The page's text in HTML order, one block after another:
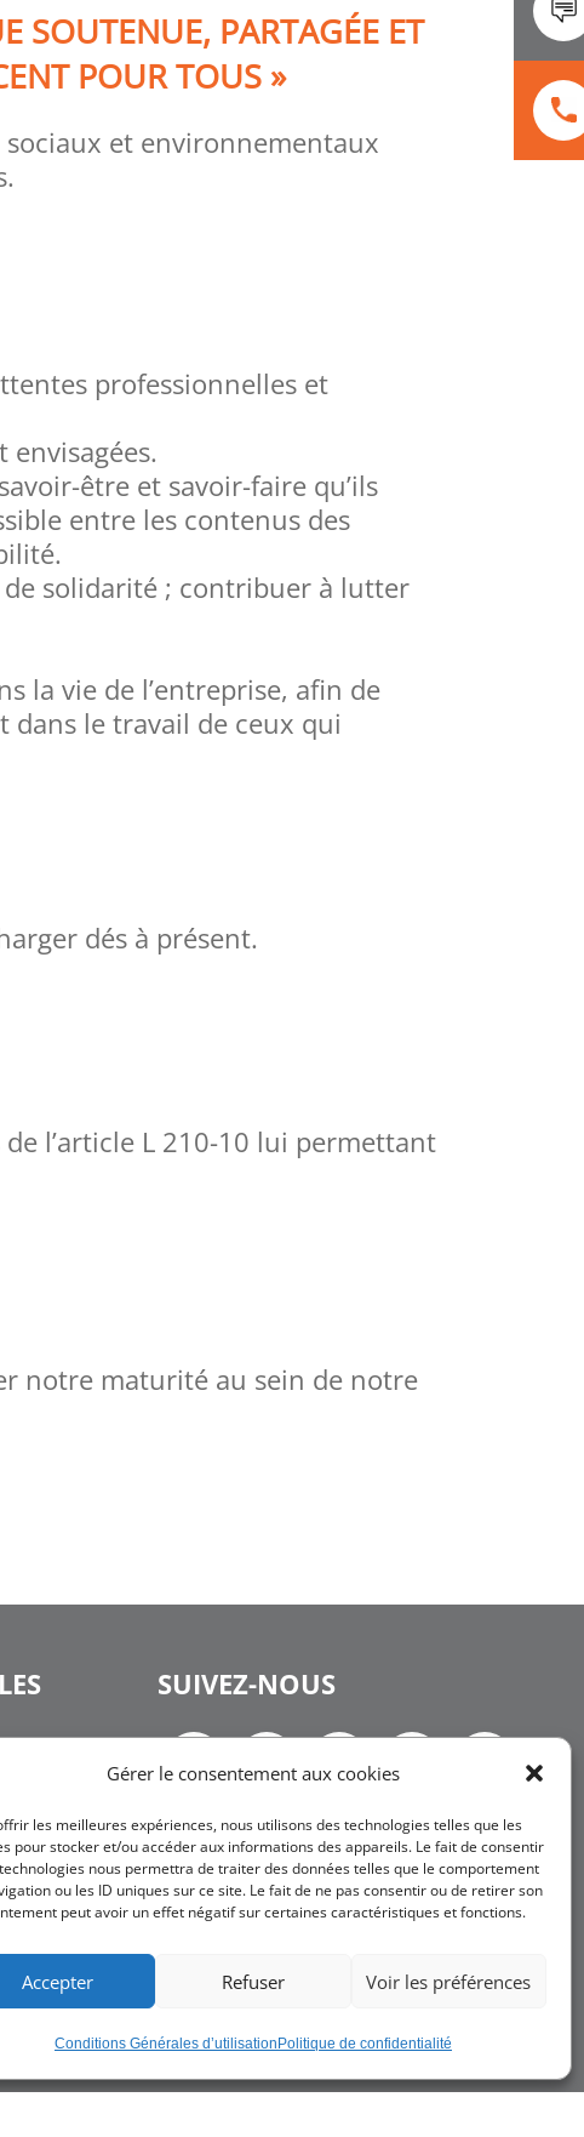
Gérer le consentement aux cookies
les meilleures expériences, nous utilisons des technologies telles que les
pour stocker et/ou accéder aux informations des appareils. Le fait de consentir
nous permettra de traiter des données telles que le comportement
ou les ID uniques sur ce site. Le fait de ne pas consentir ou de retirer son
peut avoir un effet négatif sur certaines caractéristiques et fonctions.
Accepter Refuser Voir les préférences
Conditions Générales d’utilisation Politique de confidentialité
SOUTENUE, PARTAGÉE ET
POUR TOUS »
et environnementaux
professionnelles et
être et savoir-faire qu’ils
entre les contenus des
de solidarité ; contribuer à lutter
la vie de l’entreprise, afin de
dans le travail de ceux qui
dés à présent.
l’article L 210-10 lui permettant
notre maturité au sein de notre
SUIVEZ-NOUS
NEWSLETTER
JE